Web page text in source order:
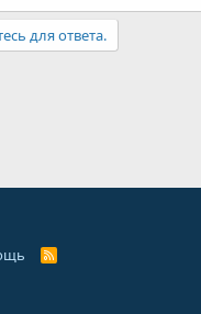
для ответа.
R